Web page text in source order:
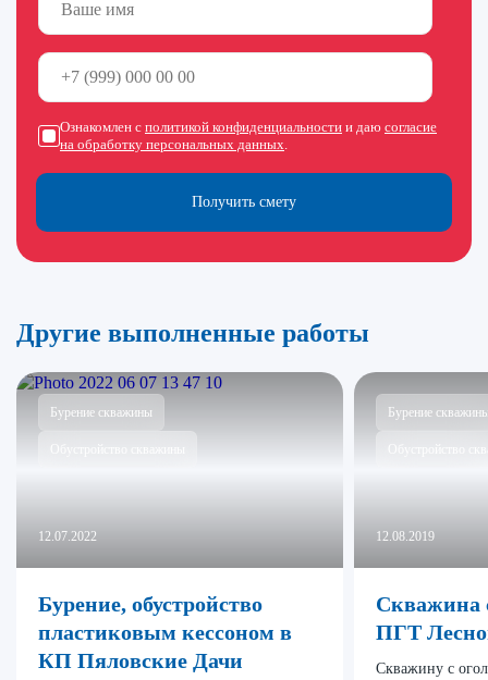
Получить смету
Ознакомлен с политикой конфиденциальности и даю согласие
на обработку персональных данных.
Другие выполненные работы
Бурение скважины
Обустройство скважины
12.07.2022
Бурение, обустройство
пластиковым кессоном в
КП Пяловские Дачи
Бурение
Обустройство
12.08.2019
Скважина
ПГТ
Скважину с